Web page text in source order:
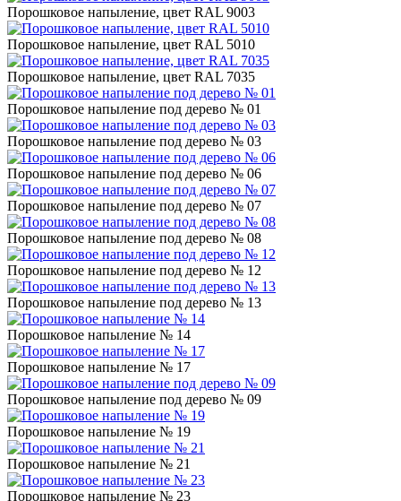
Порошковое напыление, цвет RAL 9003
Порошковое напыление, цвет RAL 5010
Порошковое напыление, цвет RAL 7035
Порошковое напыление под дерево № 01
Порошковое напыление под дерево № 03
Порошковое напыление под дерево № 06
Порошковое напыление под дерево № 07
Порошковое напыление под дерево № 08
Порошковое напыление под дерево № 12
Порошковое напыление под дерево № 13
Порошковое напыление № 14
Порошковое напыление № 17
Порошковое напыление под дерево № 09
Порошковое напыление № 19
Порошковое напыление № 21
Порошковое напыление № 23